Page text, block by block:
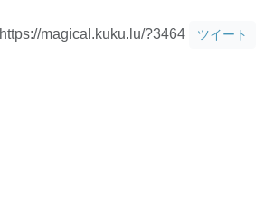
https://magical.kuku.lu/?3464 ツイート